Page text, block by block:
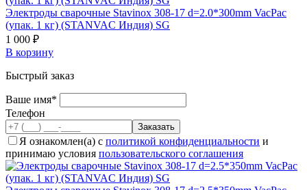
Электроды сварочные Stavinox 308-17 d=2.0*300mm VacPac
(упак. 1 кг) (STANVAC Индия) SG
1 000 ₽
В корзину
Быстрый заказ
Ваше имя*
Телефон
Я ознакомлен(а) с политикой конфиденциальности и
принимаю условия пользовательского соглашения